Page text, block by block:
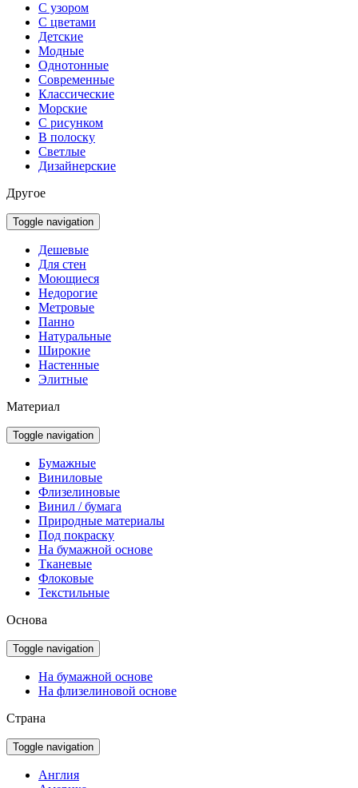
С узором
С цветами
Детские
Модные
Однотонные
Современные
Классические
Морские
С рисунком
В полоску
Светлые
Дизайнерские
Другое
Toggle navigation
Дешевые
Для стен
Моющиеся
Недорогие
Метровые
Панно
Натуральные
Широкие
Настенные
Элитные
Материал
Toggle navigation
Бумажные
Виниловые
Флизелиновые
Винил / бумага
Природные материалы
Под покраску
На бумажной основе
Тканевые
Флоковые
Текстильные
Основа
Toggle navigation
На бумажной основе
На флизелиновой основе
Страна
Toggle navigation
Англия